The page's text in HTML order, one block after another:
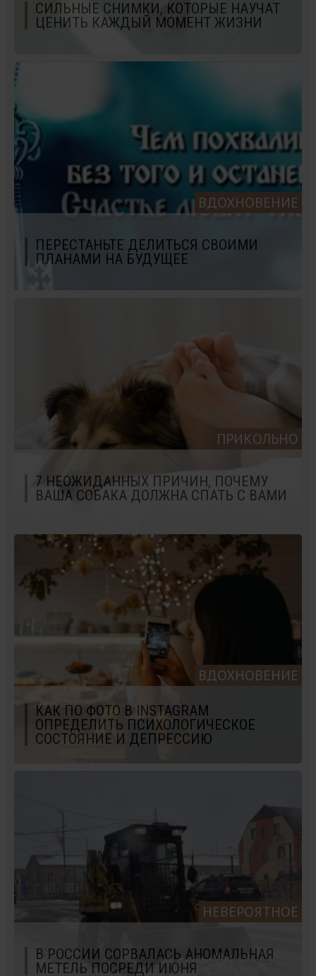
СИЛЬНЫЕ СНИМКИ, КОТОРЫЕ НАУЧАТ
ЦЕНИТЬ КАЖДЫЙ МОМЕНТ ЖИЗНИ
ВДОХНОВЕНИЕ
ПЕРЕСТАНЬТЕ ДЕЛИТЬСЯ СВОИМИ
ПЛАНАМИ НА БУДУЩЕЕ
ПРИКОЛЬНО
7 НЕОЖИДАННЫХ ПРИЧИН, ПОЧЕМУ
ВАША СОБАКА ДОЛЖНА СПАТЬ С ВАМИ
ВДОХНОВЕНИЕ
КАК ПО ФОТО В INSTAGRAM
ОПРЕДЕЛИТЬ ПСИХОЛОГИЧЕСКОЕ
СОСТОЯНИЕ И ДЕПРЕССИЮ
НЕВЕРОЯТНОЕ
В РОССИИ СОРВАЛАСЬ АНОМАЛЬНАЯ
МЕТЕЛЬ ПОСРЕДИ ИЮНЯ